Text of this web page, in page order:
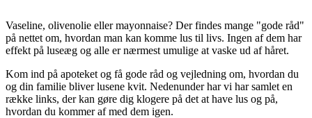
Vaseline, olivenolie eller mayonnaise? Der findes mange "gode råd"
på nettet om, hvordan man kan komme lus til livs. Ingen af dem har
effekt på luseæg og alle er nærmest umulige at vaske ud af håret.
Kom ind på apoteket og få gode råd og vejledning om, hvordan du
og din familie bliver lusene kvit. Nedenunder har vi har samlet en
række links, der kan gøre dig klogere på det at have lus og på,
hvordan du kommer af med dem igen.